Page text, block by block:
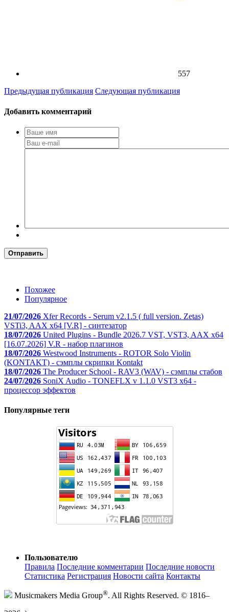
557
Предыдущая публикация Следующая публикация
Добавить комментарий
Отправить
Похожее
Популярное
21/07/2026 Xfer Records - Serum v2.1.5 ( full version. Zetas)
VSTi3, AAX x64 [V.R] - синтезатор
18/07/2026 United Plugins - Bundle 2026.7 VST, VST3, AAX x64
[16.07.2026] V.R - набор плагинов
18/07/2026 Westwood Instruments - ROTOR Solo Violin
(KONTAKT) - сэмплы скрипки Kontakt
18/07/2026 The Producer School - RAV3 (WAV) - сэмплы стабов
24/07/2026 SoniX Audio - TONEFLX v 1.1.0 VST3 x64 -
процессор эффектов
Популярные теги
Пользователю
Правила Последние комментарии Последние новости
Статистика Регистрация Новости сайта Контакты
Musicmakers Media Group®. All Rights Reserved. © 1816–